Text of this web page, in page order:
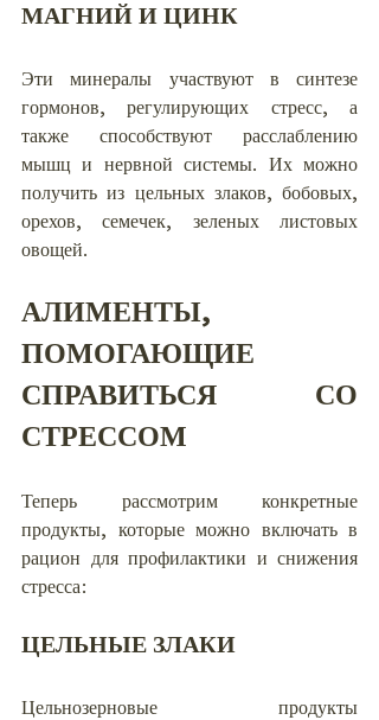
МАГНИЙ И ЦИНК
Эти минералы участвуют в синтезе
гормонов, регулирующих стресс, а
также способствуют расслаблению
мышц и нервной системы. Их можно
получить из цельных злаков, бобовых,
орехов, семечек, зеленых листовых
овощей.
АЛИМЕНТЫ,
ПОМОГАЮЩИЕ
СПРАВИТЬСЯ СО
СТРЕССОМ
Теперь рассмотрим конкретные
продукты, которые можно включать в
рацион для профилактики и снижения
стресса:
ЦЕЛЬНЫЕ ЗЛАКИ
Цельнозерновые продукты